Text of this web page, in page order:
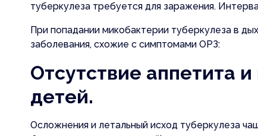
туберкулеза требуется для заражения.
При попадании микобактерии туберкулеза в
заболевания, схожие с симптомами ОРЗ:
Отсутствие аппетита
детей.
Осложнения и летальный исход туберкулеза